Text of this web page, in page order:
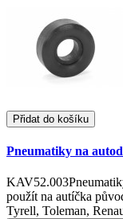
Přidat do košíku
Pneumatiky na
použít na autíčka
Tyrell, Toleman,